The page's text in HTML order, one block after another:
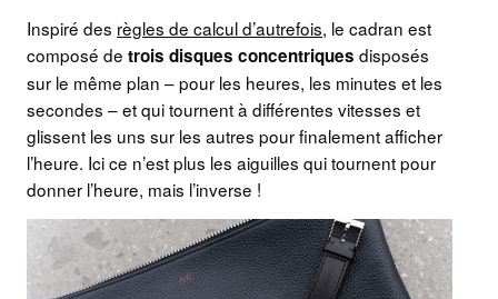
Inspiré des règles de calcul d’autrefois, le cadran est
composé de trois disques concentriques disposés
sur le même plan – pour les heures, les minutes et les
secondes – et qui tournent à différentes vitesses et
glissent les uns sur les autres pour finalement afficher
l’heure. Ici ce n’est plus les aiguilles qui tournent pour
donner l’heure, mais l’inverse !